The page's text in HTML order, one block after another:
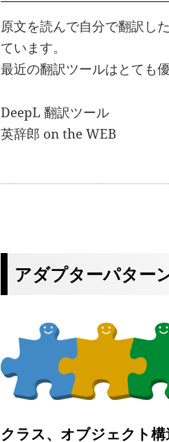
原文を読んで自分で翻訳し
ています。
最近の翻訳ツールはとても優
DeepL 翻訳ツール
英辞郎 on the WEB
アダプターパター
クラス、オブジェクト